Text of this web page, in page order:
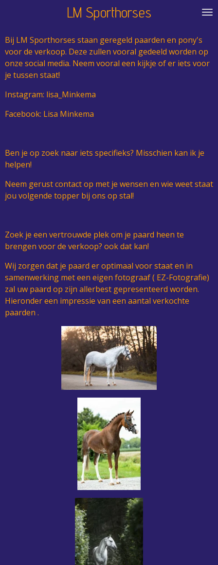
de
hoofdinhoud
LM Sporthorses
Bij LM Sporthorses staan geregeld paarden en pony's
voor de verkoop. Deze zullen vooral gedeeld worden op
onze social media. Neem vooral een kijkje of er iets voor
je tussen staat!
Instagram: lisa_Minkema
Facebook: Lisa Minkema
Ben je op zoek naar iets specifieks? Misschien kan ik je
helpen!
Neem gerust contact op met je wensen en wie weet staat
jou volgende topper bij ons op stal!
Zoek je een vertrouwde plek om je paard heen te
brengen voor de verkoop? ook dat kan!
Wij zorgen dat je paard er optimaal voor staat en in
samenwerking met een eigen fotograaf ( EZ-Fotografie)
zal uw paard op zijn allerbest gepresenteerd worden.
Hieronder een impressie van een aantal verkochte
paarden .